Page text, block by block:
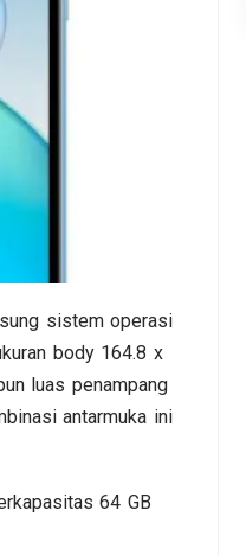
sistem operasi
body 164.8 x
luas penampang
antarmuka ini
64 GB